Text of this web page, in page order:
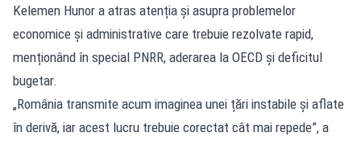
Kelemen Hunor a atras atenția și asupra problemelor
economice și administrative care trebuie rezolvate rapid,
menționând în special PNRR, aderarea la OECD și deficitul
bugetar.
„România transmite acum imaginea unei țări instabile și aflate
în derivă, iar acest lucru trebuie corectat cât mai repede”, a